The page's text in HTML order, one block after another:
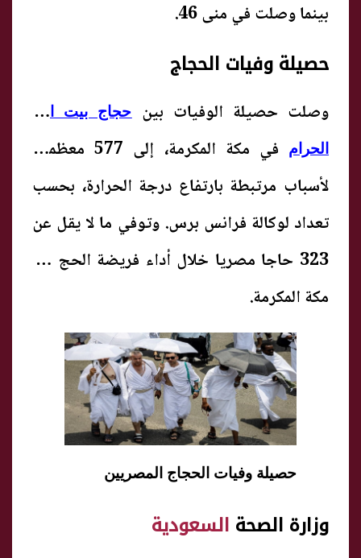
بينما وصلت في منى 46.
حصيلة وفيات الحجاج
وصلت حصيلة الوفيات بينحجاج بيت الله
الحرام
في مكة المكرمة، إلى 577 معظمهم
لأسباب مرتبطة بارتفاع درجة الحرارة، بحسب
تعداد لوكالة فرانس برس. وتوفي ما لا يقل عن
323 حاجا
مصريا خلال أداء فريضة الحج في
مكة المكرمة.
حصيلة وفيات الحجاج المصريين
وزارة الصحة السعودية